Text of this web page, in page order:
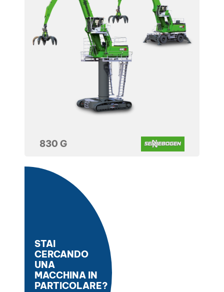
830 G
STAI
CERCANDO
UNA
MACCHINA IN
PARTICOLARE?